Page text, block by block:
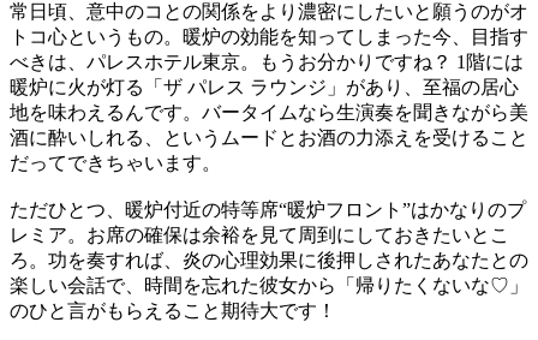
常日頃、意中のコとの関係をより濃密にしたいと願うのがオ
トコ心というもの。暖炉の効能を知ってしまった今、目指す
べきは、パレスホテル東京。もうお分かりですね？ 1階には
暖炉に火が灯る「ザ パレス ラウンジ」があり、至福の居心
地を味わえるんです。バータイムなら生演奏を聞きながら美
酒に酔いしれる、というムードとお酒の力添えを受けること
だってできちゃいます。
ただひとつ、暖炉付近の特等席“暖炉フロント”はかなりのプ
レミア。お席の確保は余裕を見て周到にしておきたいとこ
ろ。功を奏すれば、炎の心理効果に後押しされたあなたとの
楽しい会話で、時間を忘れた彼女から「帰りたくないな♡」
のひと言がもらえること期待大です！